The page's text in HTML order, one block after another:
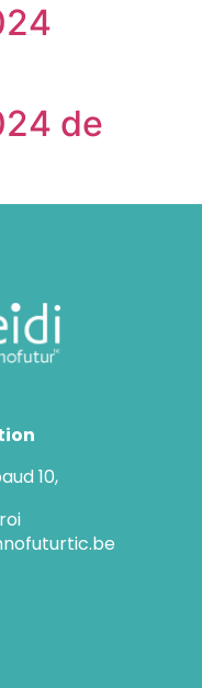
de
10,